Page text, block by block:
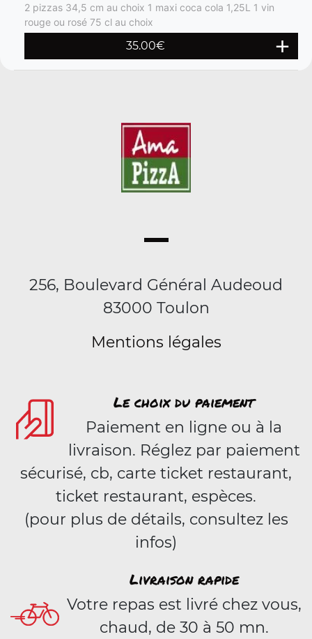
2 pizzas 34,5 cm au choix 1 maxi coca cola 1,25L 1 vin
rouge ou rosé 75 cl au choix
35.00€
256, Boulevard Général Audeoud
83000 Toulon
Mentions légales
Le choix du paiement
Paiement en ligne ou à la
livraison. Réglez par paiement
sécurisé, cb, carte ticket restaurant,
ticket restaurant, espèces.
(pour plus de détails, consultez les
infos)
Livraison rapide
Votre repas est livré chez vous,
chaud, de 30 à 50 mn.